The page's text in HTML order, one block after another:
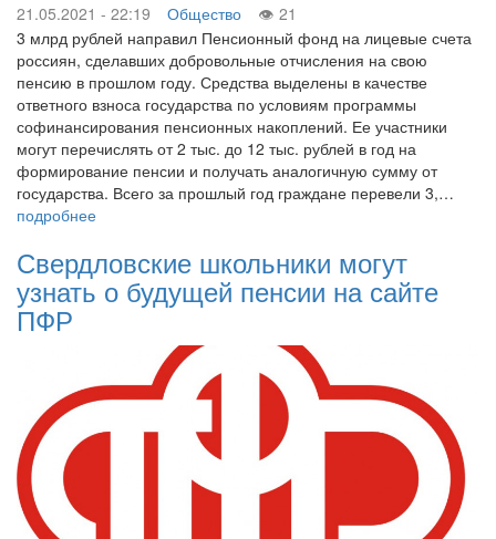
21.05.2021 - 22:19 Общество
21
3 млрд рублей направил Пенсионный фонд на лицевые счета
россиян, сделавших добровольные отчисления на свою
пенсию в прошлом году. Средства выделены в качестве
ответного взноса государства по условиям программы
софинансирования пенсионных накоплений. Ее участники
могут перечислять от 2 тыс. до 12 тыс. рублей в год на
формирование пенсии и получать аналогичную сумму от
государства. Всего за прошлый год граждане перевели 3,…
подробнее
Свердловские школьники могут
узнать о будущей пенсии на сайте
ПФР